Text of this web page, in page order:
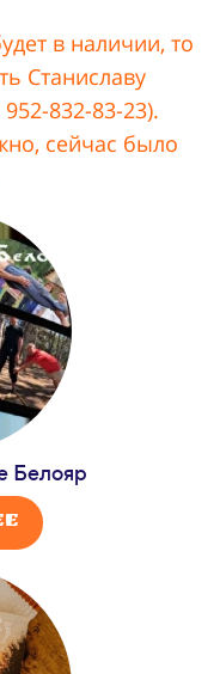
в наличии, то
Станиславу
832-83-23).
сейчас было
Белояр